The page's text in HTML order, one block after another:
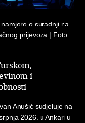
o suradnji na
prijevoza | Foto:
i
Anušić sudjeluje na
2026. u Ankari u